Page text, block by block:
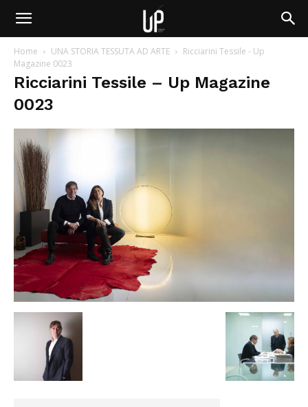
Home UNA STORIA TESSUTA AD ARTE
Ricciarini Tessile - Up
Magazine 0023
Ricciarini Tessile – Up Magazine
0023